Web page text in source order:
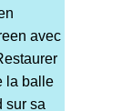
avec
la balle
sur sa